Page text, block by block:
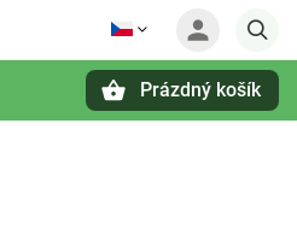
Prázdný košík